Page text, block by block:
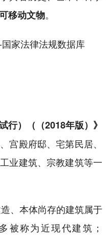
移动文物。
家法律法规数据库
行）（（2018年版）》
宫殿府邸、宅第民居、
业建筑、宗教建筑等一
、本体尚存的建筑属于
被称为近现代建筑；